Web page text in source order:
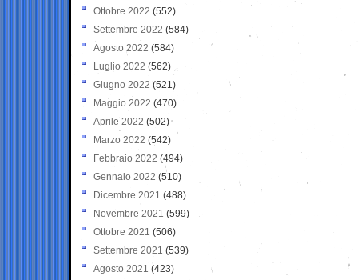
Ottobre 2022 (552)
Settembre 2022 (584)
Agosto 2022 (584)
Luglio 2022 (562)
Giugno 2022 (521)
Maggio 2022 (470)
Aprile 2022 (502)
Marzo 2022 (542)
Febbraio 2022 (494)
Gennaio 2022 (510)
Dicembre 2021 (488)
Novembre 2021 (599)
Ottobre 2021 (506)
Settembre 2021 (539)
Agosto 2021 (423)